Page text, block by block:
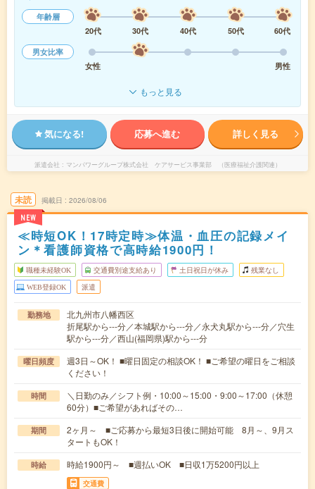
年齢層
20代
30代 40代 50代
60代
男女比率
女性
男性
もっと見る
気になる! 応募へ進む 詳しく見る
派遣会社 マンパワーグループ株式会社 ケアサービス事業部 （医療福祉介護関連）
未読
NEW
掲載日 2026/08/06
≪時短OK！17時定時≫体温・血圧の記録メイ
ン＊看護師資格で高時給1900円！
職種未経験OK 交通費別途支給あり 土日祝日が休み 残業なし
WEB登録OK 派遣
勤務地
北九州市八幡西区
折尾駅から---分／本城駅から---分／永犬丸駅から---分／穴生
駅から---分／西山(福岡県)駅から---分
曜日頻度
週3日～OK！ ■曜日固定の相談OK！ ■ご希望の曜日をご相談
ください！
時間
＼日勤のみ／シフト例・10:00～15:00・9:00～17:00（休憩
60分）■ご希望があればその…
期間
2ヶ月～ ■ご応募から最短3日後に開始可能 8月～、9月ス
タートもOK！
時給 時給1900円～ ■週払いOK ■日収1万5200円以上
交通費